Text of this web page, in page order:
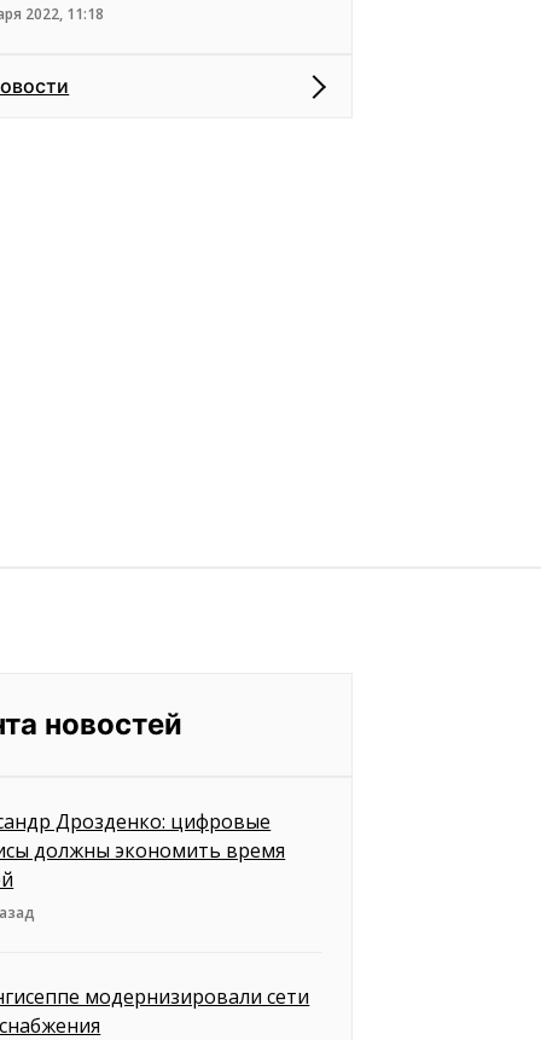
2022, 11:18
новостей
Дрозденко: цифровые
должны экономить время
модернизировали сети